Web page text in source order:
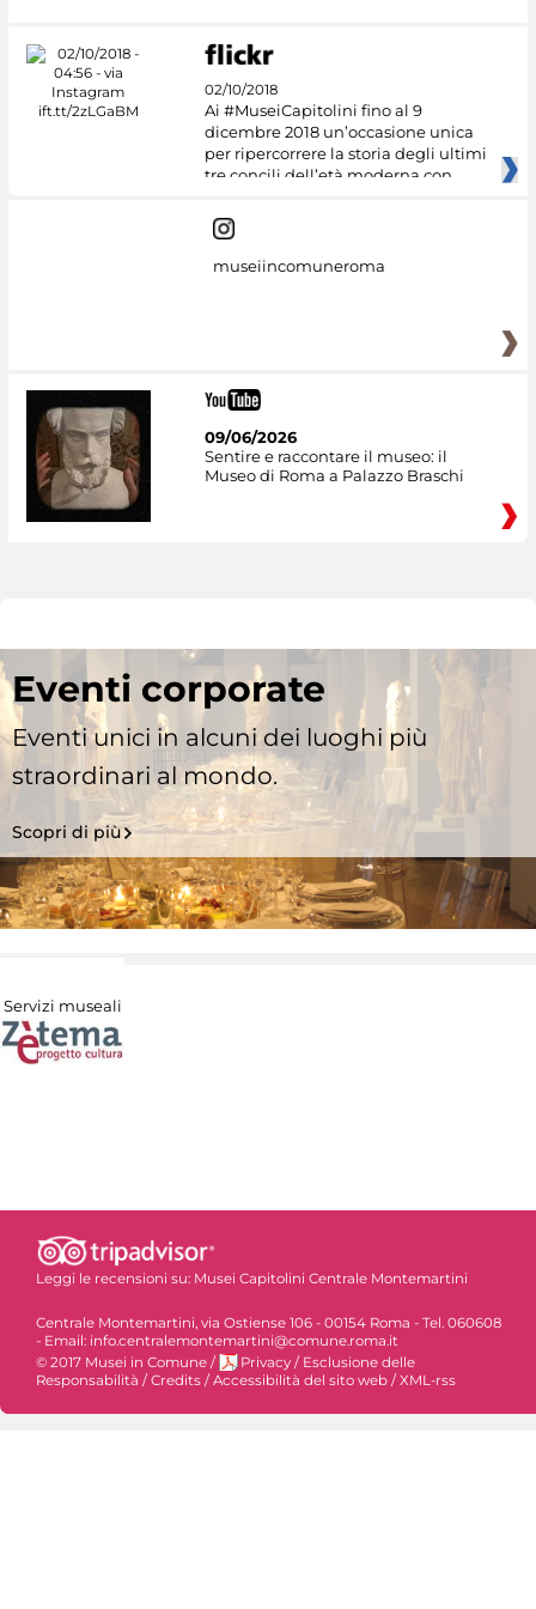
02/10/2018
Ai #MuseiCapitolini fino al 9
dicembre 2018 un’occasione unica
per ripercorrere la storia degli ultimi
tre concili dell’età moderna con
museiincomuneroma
09/06/2026
Sentire e raccontare il museo: il
Museo di Roma a Palazzo Braschi
Eventi corporate
Eventi unici in alcuni dei luoghi più
straordinari al mondo.
Scopri di più
Servizi museali
Leggi le recensioni su: Musei Capitolini Centrale Montemartini
Centrale Montemartini, via Ostiense 106 - 00154 Roma - Tel. 060608
- Email: info.centralemontemartini@comune.roma.it
© 2017 Musei in Comune / Privacy / Esclusione delle
Responsabilità /Credits /Accessibilità del sito web /XML-rss